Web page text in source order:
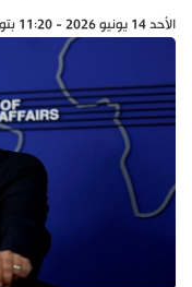
الأحد 14 يونيو 2026 - 11:20 بتوقيت طهران